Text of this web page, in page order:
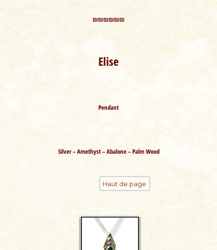
₪₪₪₪₪₪
Elise
Pendant
Silver – Amethyst – Abalone – Palm Wood
Haut de page